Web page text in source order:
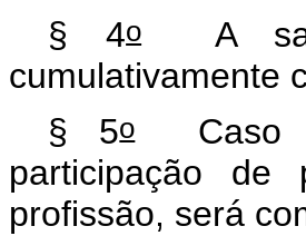
§ 4oA
cumulativamente
§ 5oCaso
participação de
profissão, será